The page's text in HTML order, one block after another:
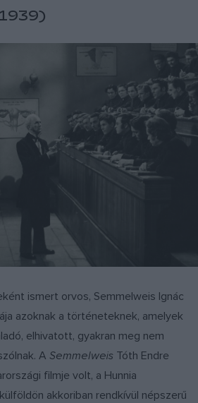
ismert orvos, Semmelweis Ignác
azoknak a történeteknek, amelyek
elhivatott, gyakran meg nem
A Semmelweis Tóth Endre
filmje volt, a Hunnia
akkoriban rendkívül népszerű